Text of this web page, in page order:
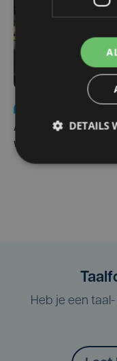
Autobestuurster
winkelgevel in Ieper
Heb je een
DETAILS